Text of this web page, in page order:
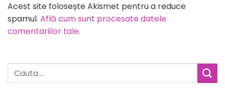
Acest site folosește Akismet pentru a reduce
spamul. Află cum sunt procesate datele
comentariilor tale.